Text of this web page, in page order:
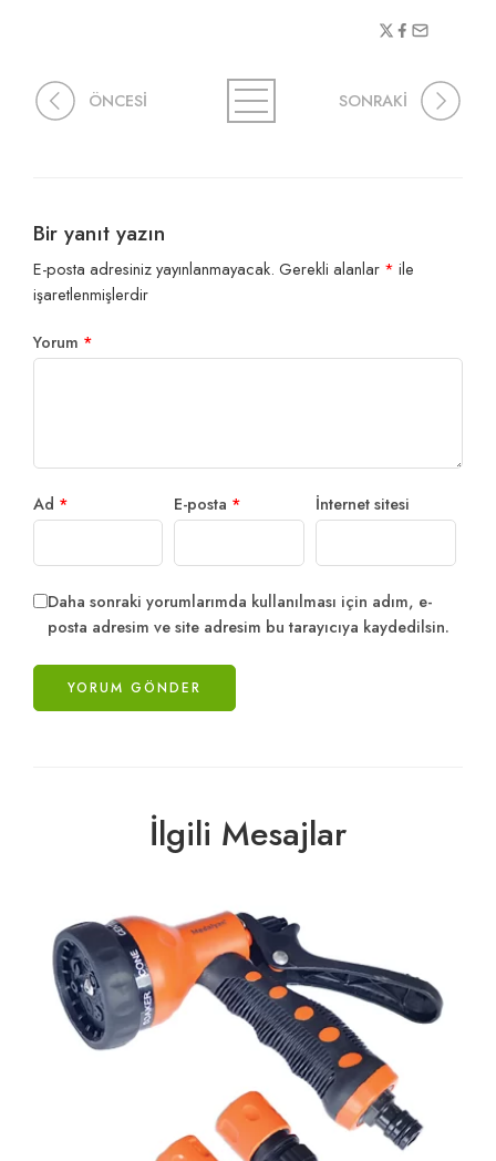
ÖNCESİ SONRAKİ
Bir yanıt yazın
E-posta adresiniz yayınlanmayacak. Gerekli alanlar * ile
işaretlenmişlerdir
Yorum *
Ad * E-posta * İnternet sitesi
Daha sonraki yorumlarımda kullanılması için adım, e-
posta adresim ve site adresim bu tarayıcıya kaydedilsin.
İlgili Mesajlar